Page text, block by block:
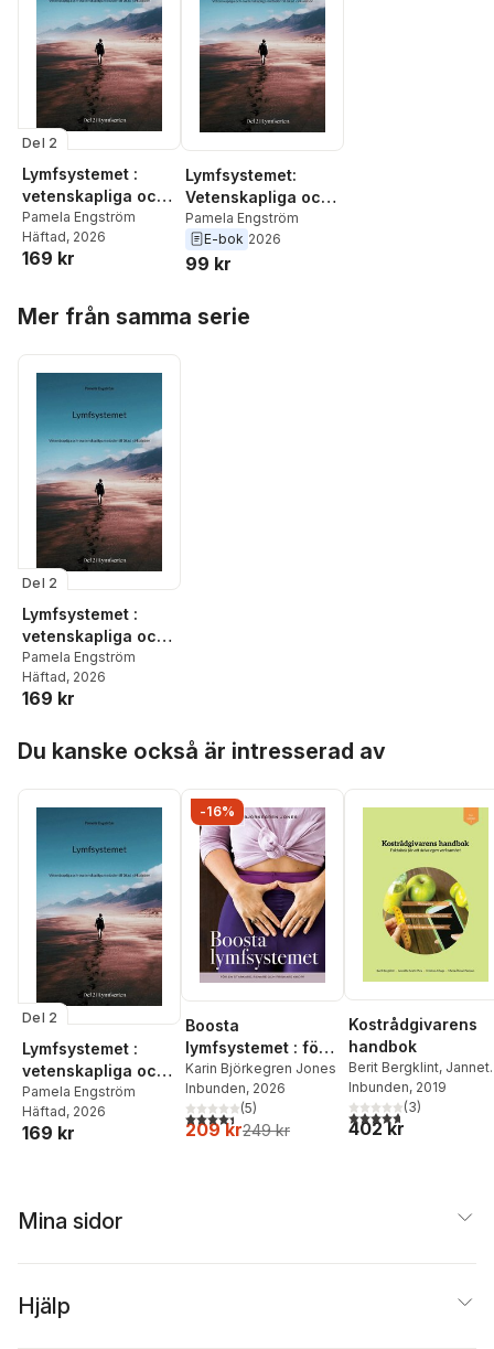
Del 2
Lymfsystemet :
vetenskapliga och
ovetenskapliga
metoder till ökad
cirkulation
Pamela Engström
Häftad, 2026
169 kr
Lymfsystemet:
Vetenskapliga och
ovetenskapliga
metoder till ökad
cirkulation
Pamela Engström
E-bok 2026
99 kr
Mer från samma serie
Del 2
Lymfsystemet :
vetenskapliga och
ovetenskapliga
metoder till ökad
cirkulation
Pamela Engström
Häftad, 2026
169 kr
Du kanske också är intresserad av
Del 2
Lymfsystemet :
vetenskapliga och
ovetenskapliga
metoder till ökad
cirkulation
Pamela Engström
Häftad, 2026
169 kr
-16%
Boosta
lymfsystemet : för
en starkare, renare
och friskare kropp
Karin Björkegren Jones
Inbunden, 2026
4,4utav 5 stjärnor. Totalt antal röster:
(5)
209 kr249 kr
Kostrådgivarens
handbok
Berit Bergklint,
Vera,Kristine Arhage
Maria Persson
Inbunden, 2019
4,7utav 5 stjärnor.
(3)
402 kr
Mina sidor
Hjälp